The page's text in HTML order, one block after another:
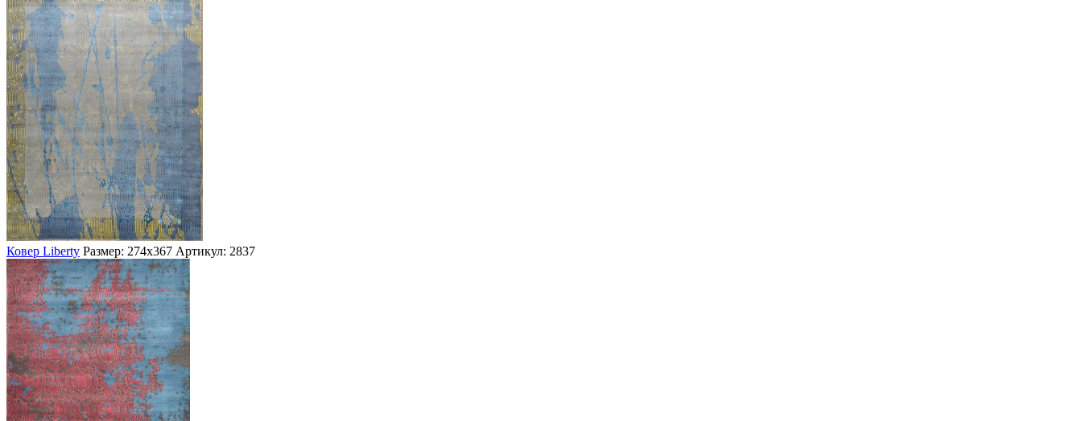
Ковер Liberty Размер: 274х367 Артикул: 2837